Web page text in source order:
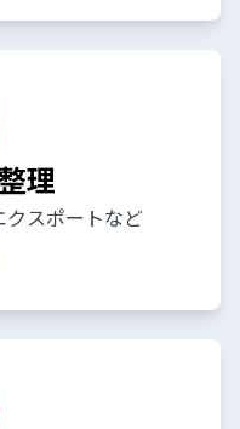
理
スポートなど